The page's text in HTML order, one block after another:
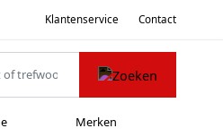
Klantenservice Contact
Merken